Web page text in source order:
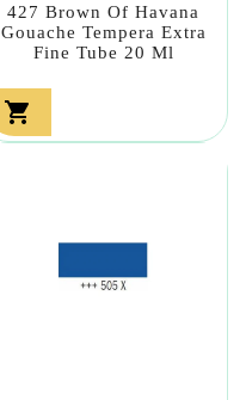
427 Brown Of Havana
Gouache Tempera Extra
Fine Tube 20 Ml
